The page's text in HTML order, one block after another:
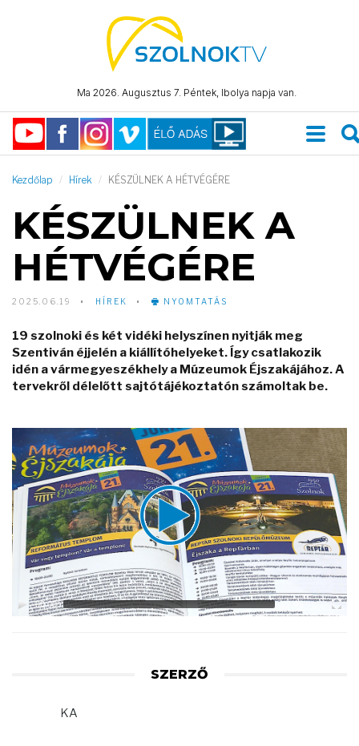
Ma 2026. Augusztus 7. Péntek, Ibolya napja van.
Kezdőlap Hírek KÉSZÜLNEK A HÉTVÉGÉRE
KÉSZÜLNEK A
HÉTVÉGÉRE
2025.06.19 HÍREK NYOMTATÁS
19 szolnoki és két vidéki helyszínen nyitják meg
Szentiván éjjelén a kiállítóhelyeket. Így csatlakozik
idén a vármegyeszékhely a Múzeumok Éjszakájához. A
tervekről délelőtt sajtótájékoztatón számoltak be.
Video
Player
00:00 02:05
SZERZŐ
KA